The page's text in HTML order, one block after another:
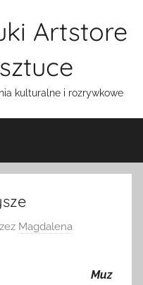
Artstore
kulturalne i rozrywkowe
Magdalena
Muz